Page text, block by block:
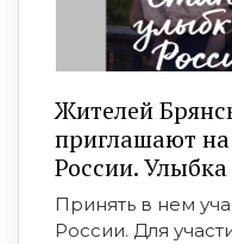
Жителей
приглашают
России.
Принять в нем
России. Для